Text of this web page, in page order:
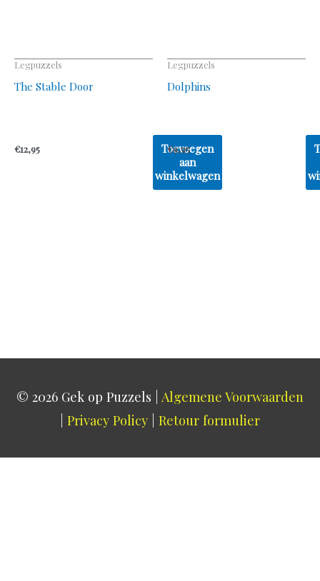
Legpuzzels
The Stable Door
€12,95
Toevoegen
aan
winkelwagen
Legpuzzels
Dolphins
€9,95
© 2026 Gek op Puzzels
Algemene Voorwaarden
Privacy Policy Retour formulier